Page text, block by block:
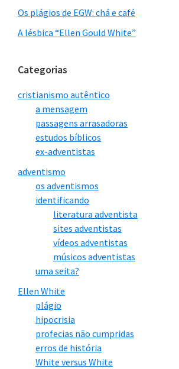
Os plágios de EGW: chá e café
A lésbica “Ellen Gould White”
Categorias
cristianismo autêntico
a mensagem
passagens arrasadoras
estudos bíblicos
ex-adventistas
adventismo
os adventismos
identificando
literatura adventista
sites adventistas
vídeos adventistas
músicos adventistas
uma seita?
Ellen White
plágio
hipocrisia
profecias não cumpridas
erros de história
White versus White